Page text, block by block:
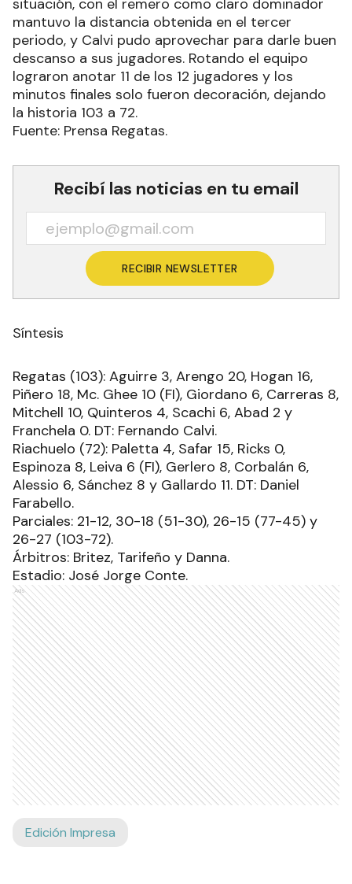
mantuvo la distancia obtenida en el tercer
periodo, y Calvi pudo aprovechar para darle buen
descanso a sus jugadores. Rotando el equipo
lograron anotar 11 de los 12 jugadores y los
minutos finales solo fueron decoración, dejando
la historia 103 a 72.
Fuente: Prensa Regatas.
Recibí las noticias en tu email
RECIBIR NEWSLETTER
Síntesis
Regatas (103): Aguirre 3, Arengo 20, Hogan 16,
Piñero 18, Mc. Ghee 10 (FI), Giordano 6, Carreras 8,
Mitchell 10, Quinteros 4, Scachi 6, Abad 2 y
Franchela 0. DT: Fernando Calvi.
Riachuelo (72): Paletta 4, Safar 15, Ricks 0,
Espinoza 8, Leiva 6 (FI), Gerlero 8, Corbalán 6,
Alessio 6, Sánchez 8 y Gallardo 11. DT: Daniel
Farabello.
Parciales: 21-12, 30-18 (51-30), 26-15 (77-45) y
26-27 (103-72).
Árbitros: Britez, Tarifeño y Danna.
Estadio: José Jorge Conte.
Ads
Edición Impresa